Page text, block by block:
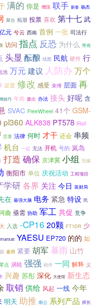
满的 你是 增压 联手 新春 杨杰
聚合 拓朋 投票 喜欢 第十七 武
元 兮云 西南 首例 一批 司法行
访问 指点 反恐 为什么 带有
头显 酝酿 线图 民航 硬件 行
池 万元 建议 人防办万个
设置 修改 感受 束缚 层面 再
技巧 年前 拨出 办法 接头好呢 含
SVAC FreeWheel 41个 GSM-
pl360 ALK838 PT578 iRail
思量 法律 何时 才干 还会 串频
机台 一起 无法 开机 号的 岚岛
打造 确保 京津冀 小组 无锡
衡阳市 单位 庆祝活动 工程项目
学研各界 关注 今日 装财局
在 最强大脑 电务 紧急 特设 民
曲 亟需 协助 军工 共促 竞争
入选 -CP16 20颗 FT1DR 少
YAESU EP720 的的 如
雇用 紧要 胡军 暴雨 山竹
点 涡轮 强强 相伴 一同 解释 义
兴趣 苏彤 深化 大使馆 新生态
取销 供给 风起 一线 今年
明天 助推 南公 系列产品 师长